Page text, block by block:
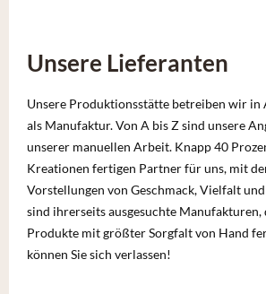
Unsere Lieferanten
Unsere Produktionsstätte betreiben wir
als Manufaktur. Von A bis Z sind unsere
unserer manuellen Arbeit. Knapp 40
Kreationen fertigen Partner für uns, mit
Vorstellungen von Geschmack, Vielfalt
sind ihrerseits ausgesuchte Manufakturen,
Produkte mit größter Sorgfalt von Hand
können Sie sich verlassen!